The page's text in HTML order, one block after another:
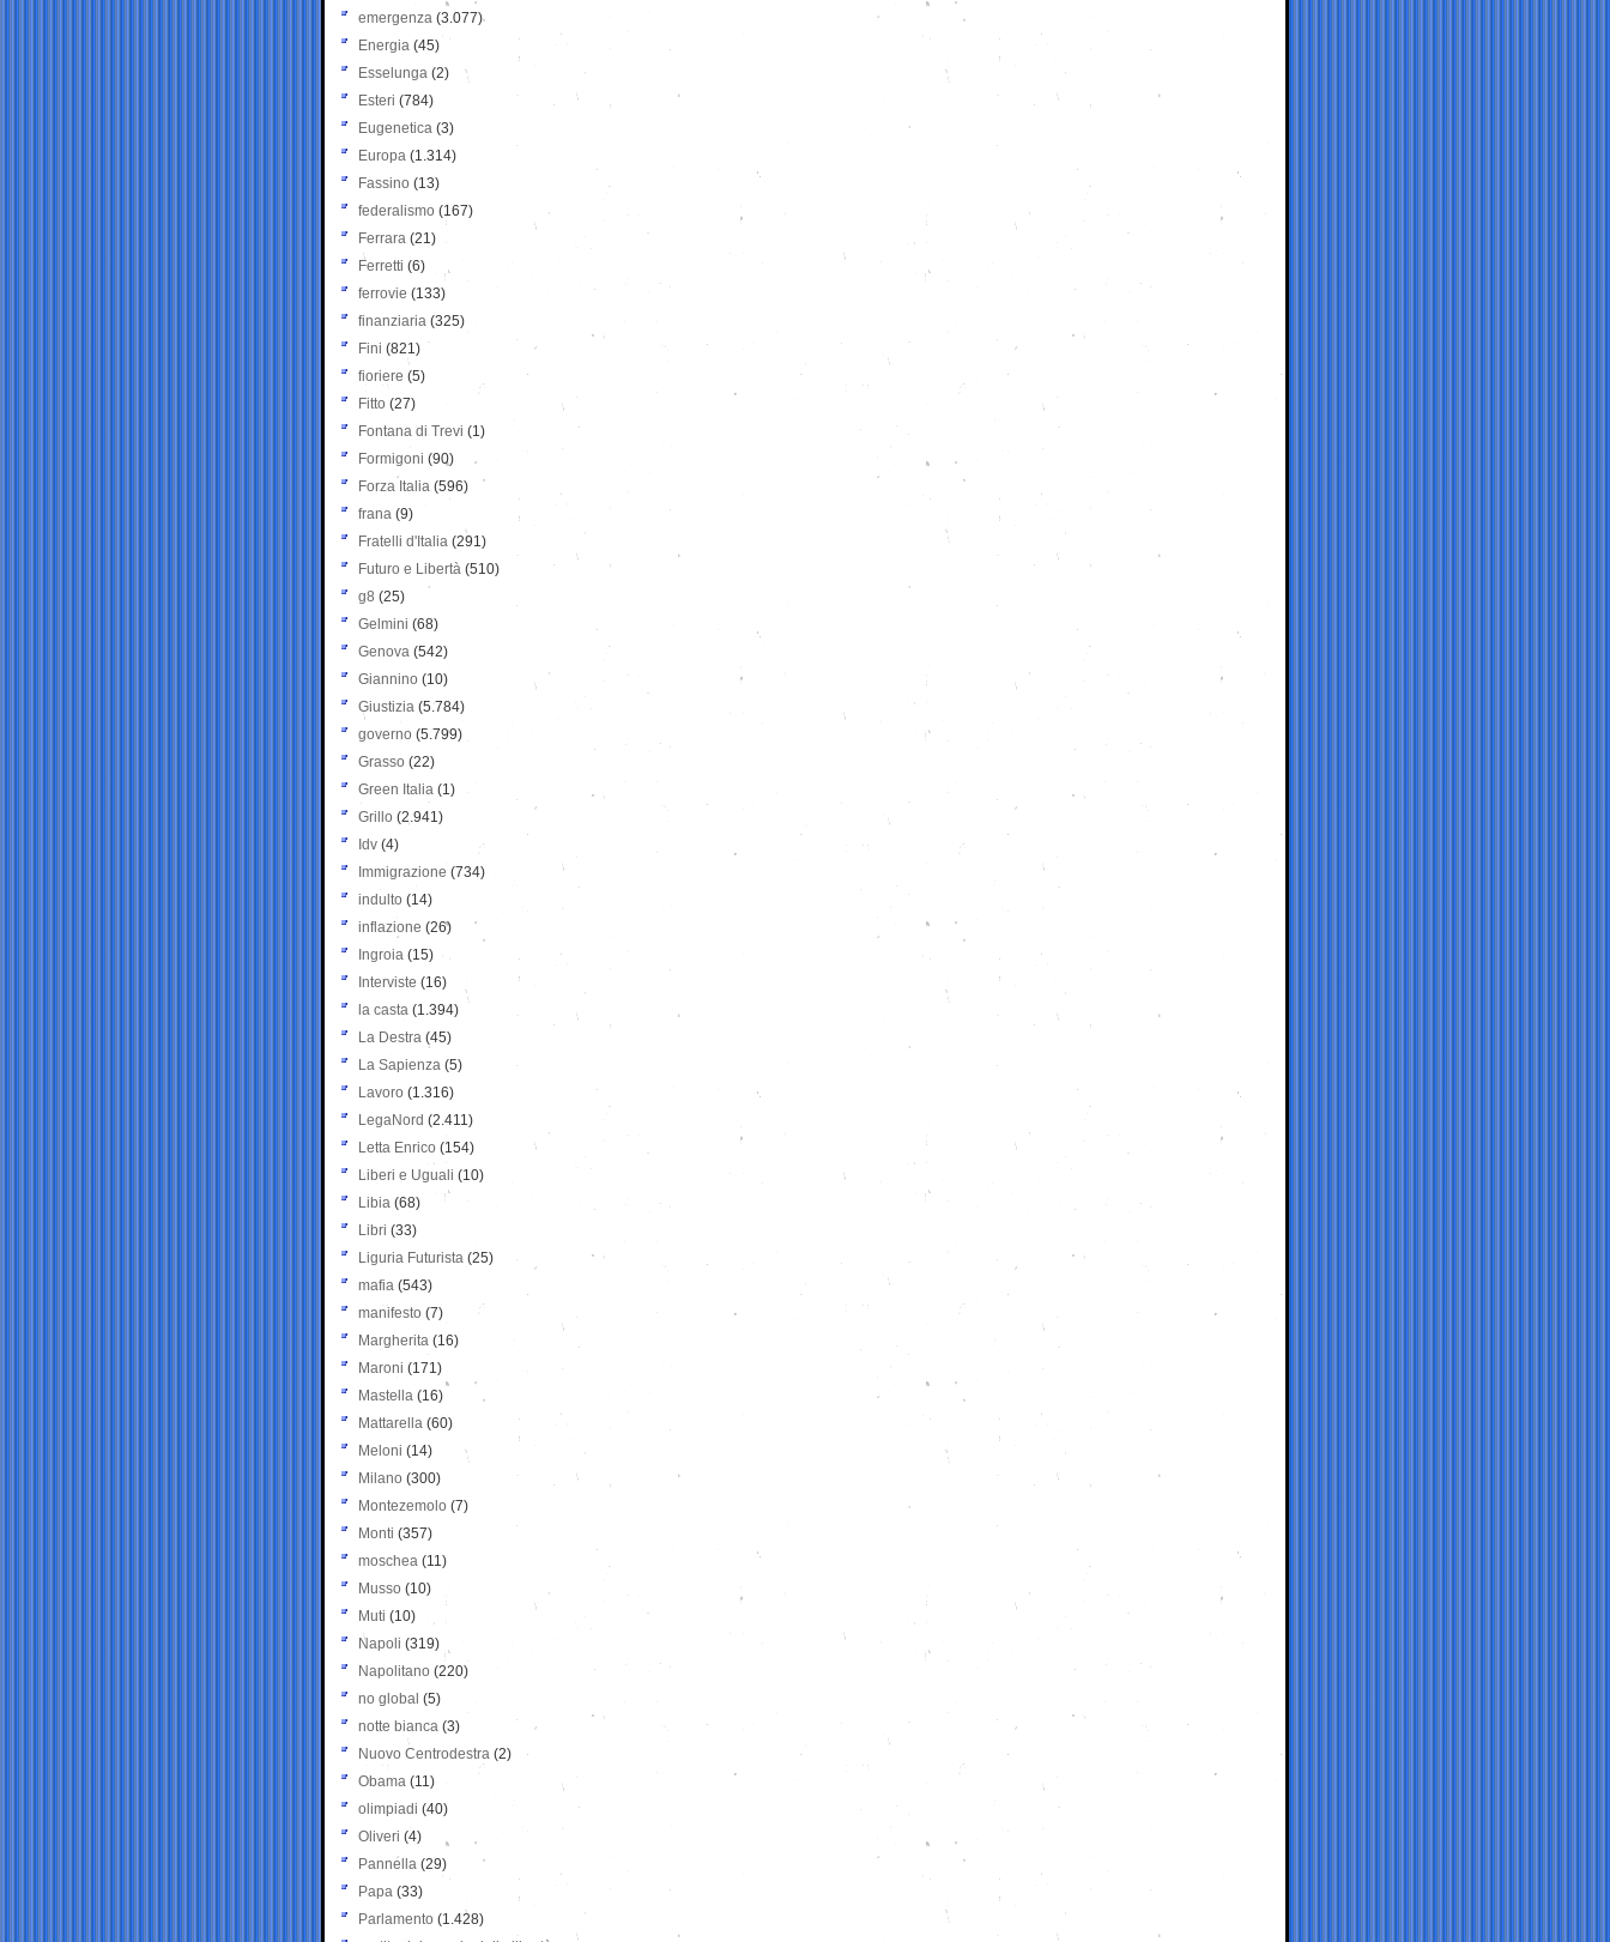
emergenza (3.077)
Energia (45)
Esselunga (2)
Esteri (784)
Eugenetica (3)
Europa (1.314)
Fassino (13)
federalismo (167)
Ferrara (21)
Ferretti (6)
ferrovie (133)
finanziaria (325)
Fini (821)
fioriere (5)
Fitto (27)
Fontana di Trevi (1)
Formigoni (90)
Forza Italia (596)
frana (9)
Fratelli d'Italia (291)
Futuro e Libertà (510)
g8 (25)
Gelmini (68)
Genova (542)
Giannino (10)
Giustizia (5.784)
governo (5.799)
Grasso (22)
Green Italia (1)
Grillo (2.941)
Idv (4)
Immigrazione (734)
indulto (14)
inflazione (26)
Ingroia (15)
Interviste (16)
la casta (1.394)
La Destra (45)
La Sapienza (5)
Lavoro (1.316)
LegaNord (2.411)
Letta Enrico (154)
Liberi e Uguali (10)
Libia (68)
Libri (33)
Liguria Futurista (25)
mafia (543)
manifesto (7)
Margherita (16)
Maroni (171)
Mastella (16)
Mattarella (60)
Meloni (14)
Milano (300)
Montezemolo (7)
Monti (357)
moschea (11)
Musso (10)
Muti (10)
Napoli (319)
Napolitano (220)
no global (5)
notte bianca (3)
Nuovo Centrodestra (2)
Obama (11)
olimpiadi (40)
Oliveri (4)
Pannella (29)
Papa (33)
Parlamento (1.428)